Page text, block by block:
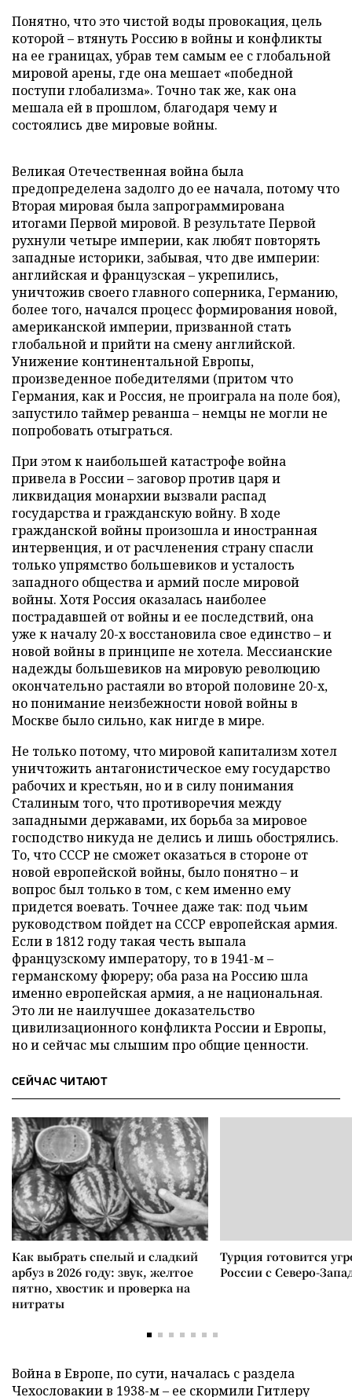
Понятно, что это чистой воды провокация, цель
которой – втянуть Россию в войны и конфликты
на ее границах, убрав тем самым ее с глобальной
мировой арены, где она мешает «победной
поступи глобализма». Точно так же, как она
мешала ей в прошлом, благодаря чему и
состоялись две мировые войны.
Великая Отечественная война была
предопределена задолго до ее начала, потому что
Вторая мировая была запрограммирована
итогами Первой мировой. В результате Первой
рухнули четыре империи, как любят повторять
западные историки, забывая, что две империи:
английская и французская – укрепились,
уничтожив своего главного соперника, Германию,
более того, начался процесс формирования новой,
американской империи, призванной стать
глобальной и прийти на смену английской.
Унижение континентальной Европы,
произведенное победителями (притом что
Германия, как и Россия, не проиграла на поле боя),
запустило таймер реванша – немцы не могли не
попробовать отыграться.
При этом к наибольшей катастрофе война
привела в России – заговор против царя и
ликвидация монархии вызвали распад
государства и гражданскую войну. В ходе
гражданской войны произошла и иностранная
интервенция, и от расчленения страну спасли
только упрямство большевиков и усталость
западного общества и армий после мировой
войны. Хотя Россия оказалась наиболее
пострадавшей от войны и ее последствий, она
уже к началу 20-х восстановила свое единство – и
новой войны в принципе не хотела. Мессианские
надежды большевиков на мировую революцию
окончательно растаяли во второй половине 20-х,
но понимание неизбежности новой войны в
Москве было сильно, как нигде в мире.
Не только потому, что мировой капитализм хотел
уничтожить антагонистическое ему государство
рабочих и крестьян, но и в силу понимания
Сталиным того, что противоречия между
западными державами, их борьба за мировое
господство никуда не делись и лишь обострялись.
То, что СССР не сможет оказаться в стороне от
новой европейской войны, было понятно – и
вопрос был только в том, с кем именно ему
придется воевать. Точнее даже так: под чьим
руководством пойдет на СССР европейская армия.
Если в 1812 году такая честь выпала
французскому императору, то в 1941-м –
германскому фюреру; оба раза на Россию шла
именно европейская армия, а не национальная.
Это ли не наилучшее доказательство
цивилизационного конфликта России и Европы,
но и сейчас мы слышим про общие ценности.
СЕЙЧАС ЧИТАЮТ
Как выбрать спелый и сладкий
арбуз в 2026 году: звук, желтое
пятно, хвостик и проверка на
нитраты
Турция готовится
России с Северо-
Война в Европе, по сути, началась с раздела
Чехословакии в 1938-м – ее скормили Гитлеру